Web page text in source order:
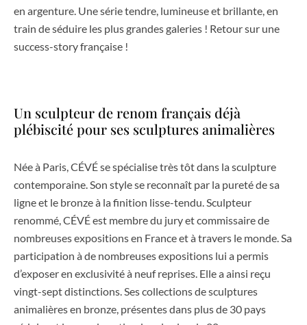
en argenture. Une série tendre, lumineuse et brillante, en
train de séduire les plus grandes galeries ! Retour sur une
success-story française !
Un sculpteur de renom français déjà
plébiscité pour ses sculptures animalières
Née à Paris, CÉVÉ se spécialise très tôt dans la sculpture
contemporaine. Son style se reconnaît par la pureté de sa
ligne et le bronze à la finition lisse-tendu. Sculpteur
renommé, CÉVÉ est membre du jury et commissaire de
nombreuses expositions en France et à travers le monde. Sa
participation à de nombreuses expositions lui a permis
d’exposer en exclusivité à neuf reprises. Elle a ainsi reçu
vingt-sept distinctions. Ses collections de sculptures
animalières en bronze, présentes dans plus de 30 pays